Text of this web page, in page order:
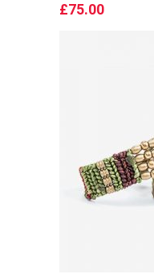
£75.00